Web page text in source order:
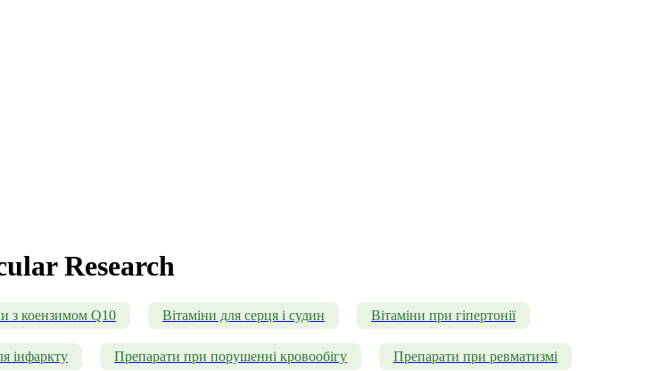
Research
з коензимом Q10 Вітаміни для серця і судин Вітаміни при гіпертонії
інфаркту Препарати при порушенні кровообігу Препарати при ревматизмі